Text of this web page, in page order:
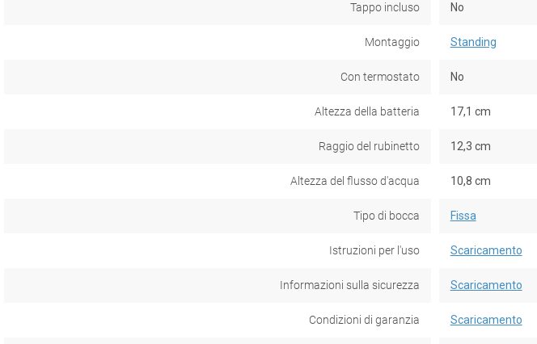
Tappo incluso No
Montaggio Standing
Con termostato No
Altezza della batteria 17,1 cm
Raggio del rubinetto 12,3 cm
Altezza del flusso d'acqua 10,8 cm
Tipo di bocca Fissa
Istruzioni per l'uso Scaricamento
Informazioni sulla sicurezza Scaricamento
Condizioni di garanzia Scaricamento